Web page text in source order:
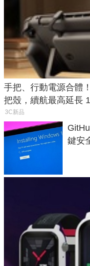
手把、行動電源合體
把殼，續航最高延長
3C新品
鍵安